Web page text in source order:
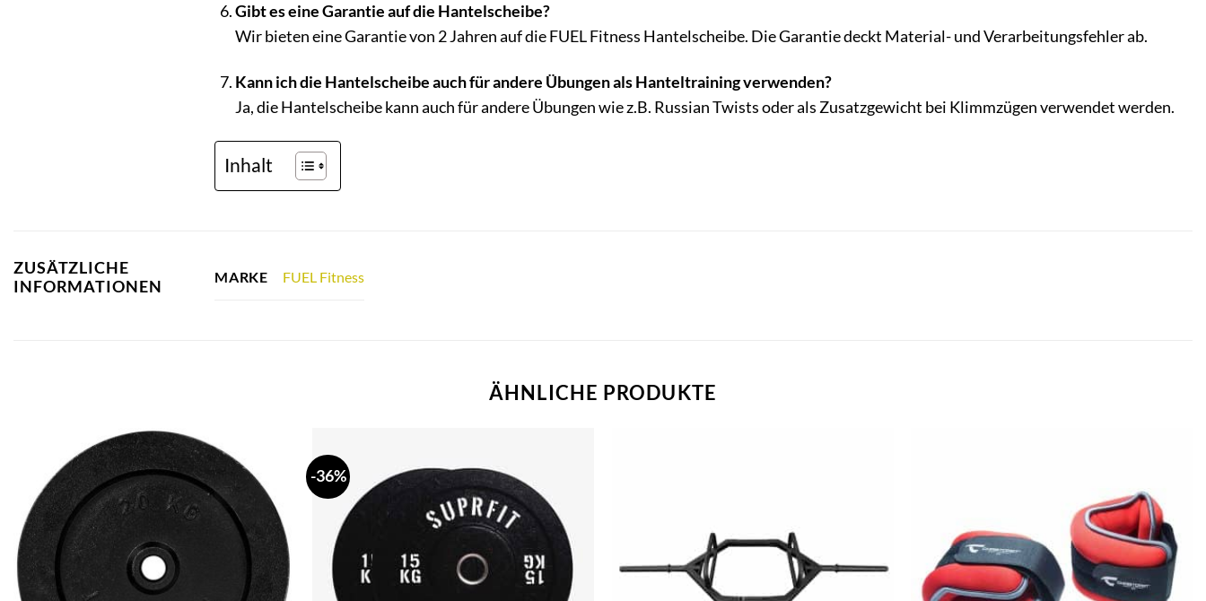
Gibt es eine Garantie auf die Hantelscheibe?
Wir bieten eine Garantie von 2 Jahren auf die FUEL Fitness Hantelscheibe. Die Garantie deckt Material- und Verarbeitungsfehler ab.
Kann ich die Hantelscheibe auch für andere Übungen als Hanteltraining verwenden?
Ja, die Hantelscheibe kann auch für andere Übungen wie z.B. Russian Twists oder als Zusatzgewicht bei Klimmzügen verwendet werden.
Inhalt
ZUSÄTZLICHE
INFORMATIONEN
MARKE FUEL Fitness
ÄHNLICHE PRODUKTE
-36%